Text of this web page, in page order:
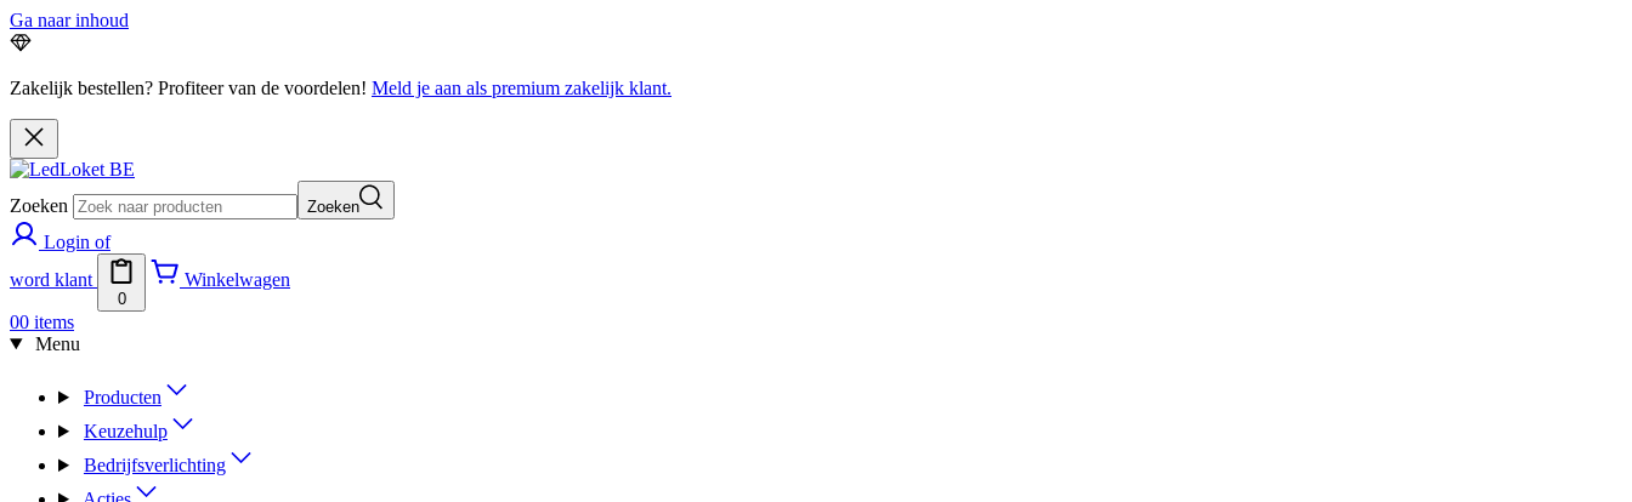
Ga naar inhoud
Zakelijk bestellen? Profiteer van de voordelen! Meld je aan als premium zakelijk klant.
Zoeken Zoeken
Login of
word klant
0
Winkelwagen
00 items
Menu
Producten
Keuzehulp
Bedrijfsverlichting